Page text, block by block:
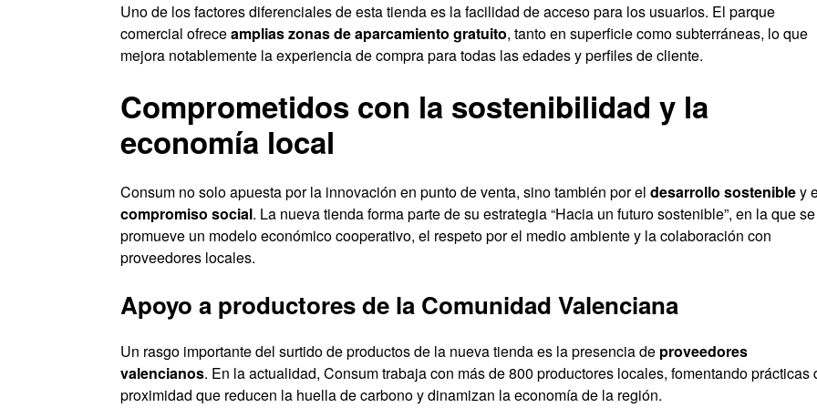
Uno de los factores diferenciales de esta tienda es la facilidad de acceso para los usuarios. El parque
comercial ofreceamplias zonas de aparcamiento gratuito, tanto en superficie como subterráneas, lo que
mejora notablemente la experiencia de compra para todas las edades y perfiles de cliente.
Comprometidos con la sostenibilidad y la
economía local
Consum no solo apuesta por la innovación en punto de venta, sino también por el desarrollo sostenibley
compromiso social. La nueva tienda forma parte de su estrategia “Hacia un futuro sostenible”, en la que se
promueve un modelo económico cooperativo, el respeto por el medio ambiente y la colaboración con
proveedores locales.
Apoyo a productores de la Comunidad Valenciana
Un rasgo importante del surtido de productos de la nueva tienda es la presencia de proveedores
valencianos. En la actualidad, Consum trabaja con más de 800 productores locales, fomentando prácticas
proximidad que reducen la huella de carbono y dinamizan la economía de la región.